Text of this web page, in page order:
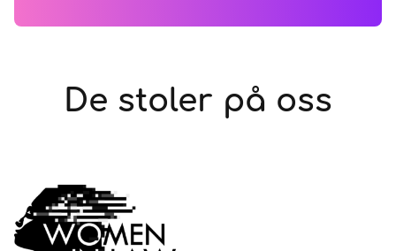
De stoler på oss